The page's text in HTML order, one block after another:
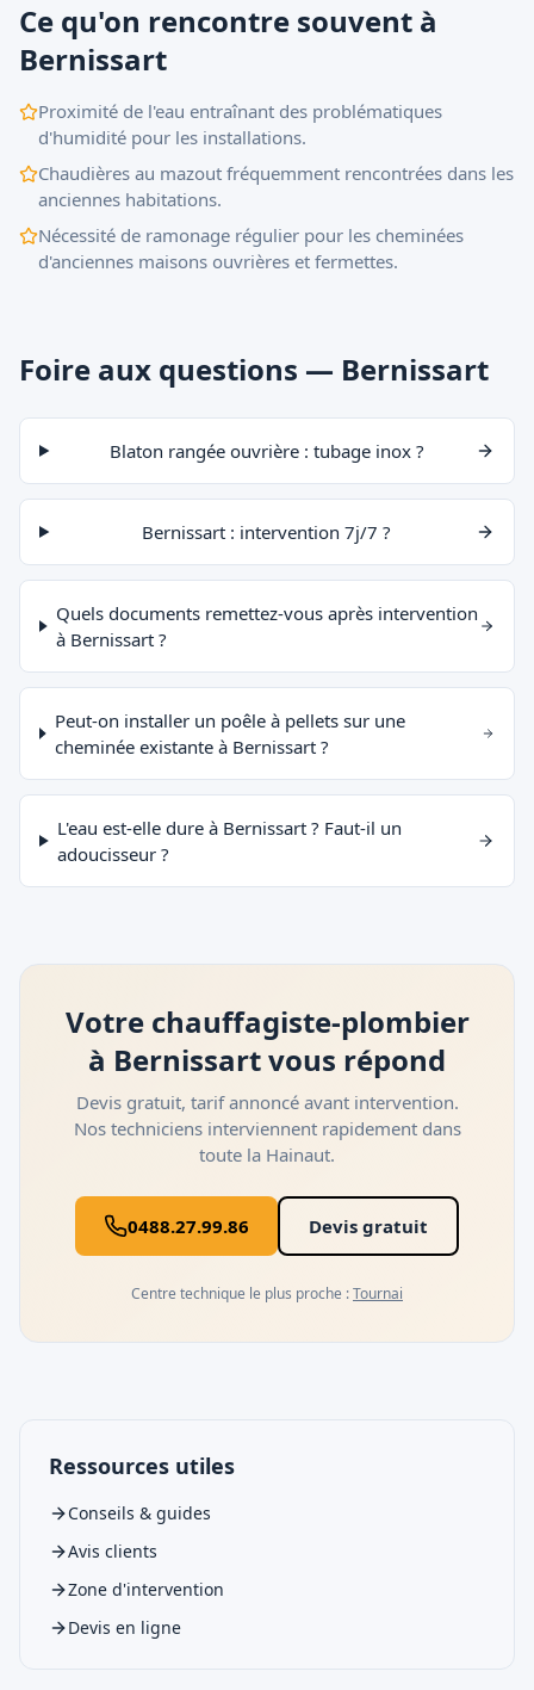
Ce qu'on rencontre souvent à
Bernissart
Proximité de l'eau entraînant des problématiques
d'humidité pour les installations.
Chaudières au mazout fréquemment rencontrées dans les
anciennes habitations.
Nécessité de ramonage régulier pour les cheminées
d'anciennes maisons ouvrières et fermettes.
Foire aux questions — Bernissart
Blaton rangée ouvrière : tubage inox ?
Bernissart : intervention 7j/7 ?
Quels documents remettez-vous après intervention
à Bernissart ?
Peut-on installer un poêle à pellets sur une
cheminée existante à Bernissart ?
L'eau est-elle dure à Bernissart ? Faut-il un
adoucisseur ?
Votre chauffagiste-plombier
à Bernissart vous répond
Devis gratuit, tarif annoncé avant intervention.
Nos techniciens interviennent rapidement dans
toute la Hainaut.
0488.27.99.86 Devis gratuit
Centre technique le plus proche :Tournai
Ressources utiles
Conseils & guides
Avis clients
Zone d'intervention
Devis en ligne